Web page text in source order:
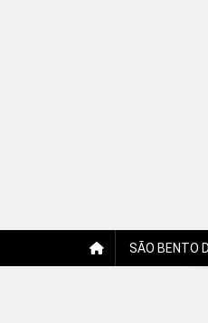
SÃO BENTO